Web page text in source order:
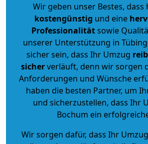
Wir geben unser Bestes, dass
kostengünstig und eine
Professionalitätsowie
unserer Unterstützung in
sicher sein, dass Ihr Umzug
sicherverläuft, denn wir sorgen
Anforderungen und Wünsche
haben die besten Partner, um
und sicherzustellen, dass Ihr
Bochum ein
Wir sorgen dafür, dass Ihr